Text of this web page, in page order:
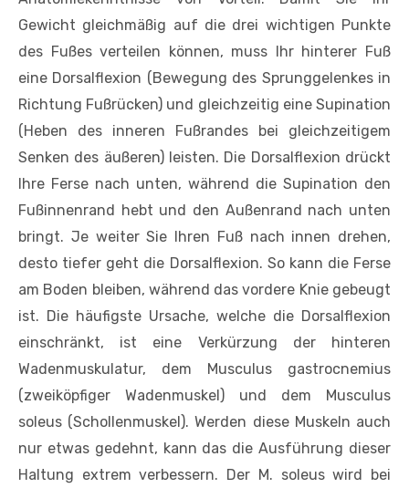
Gewicht gleichmäßig auf die drei wichtigen Punkte
des Fußes verteilen können, muss Ihr hinterer Fuß
eine Dorsalflexion (Bewegung des Sprunggelenkes in
Richtung Fußrücken) und gleichzeitig eine Supination
(Heben des inneren Fußrandes bei gleichzeitigem
Senken des äußeren) leisten. Die Dorsalflexion drückt
Ihre Ferse nach unten, während die Supination den
Fußinnenrand hebt und den Außenrand nach unten
bringt. Je weiter Sie Ihren Fuß nach innen drehen,
desto tiefer geht die Dorsalflexion. So kann die Ferse
am Boden bleiben, während das vordere Knie gebeugt
ist. Die häufigste Ursache, welche die Dorsalflexion
einschränkt, ist eine Verkürzung der hinteren
Wadenmuskulatur, dem Musculus gastrocnemius
(zweiköpfiger Wadenmuskel) und dem Musculus
soleus (Schollenmuskel). Werden diese Muskeln auch
nur etwas gedehnt, kann das die Ausführung dieser
Haltung extrem verbessern. Der M. soleus wird bei